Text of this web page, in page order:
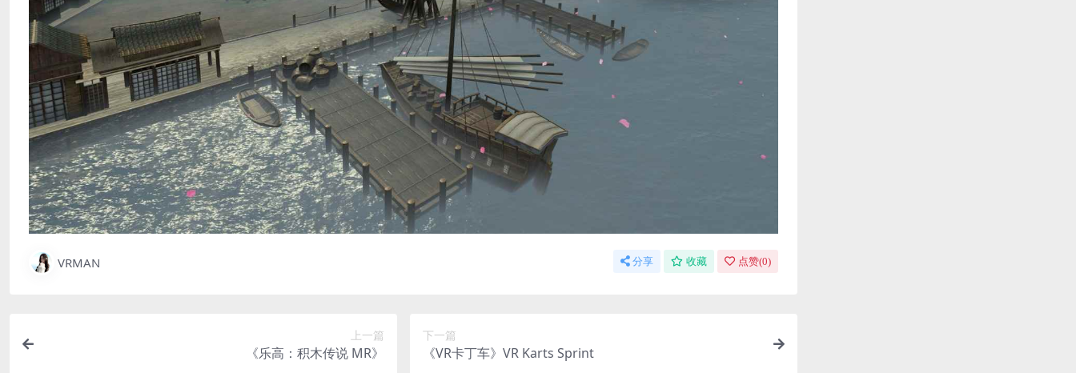
VRMAN 分享 收藏 点赞(0)
上一篇
《乐高：积木传说 MR》
下一篇
《VR卡丁车》VR Karts Sprint